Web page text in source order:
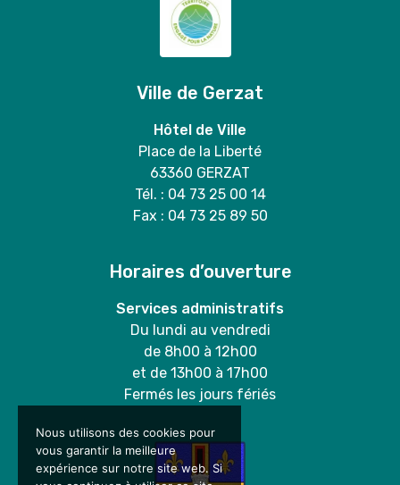
Ville de Gerzat
Hôtel de Ville
Place de la Liberté
63360 GERZAT
Tél. : 04 73 25 00 14
Fax : 04 73 25 89 50
Horaires d’ouverture
Services administratifs
Du lundi au vendredi
de 8h00 à 12h00
et de 13h00 à 17h00
Fermés les jours fériés
Nous utilisons des cookies pour
vous garantir la meilleure
expérience sur notre site web. Si